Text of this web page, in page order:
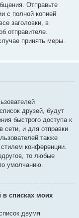
Отправьте
с полной копией
заголовки, в
отправителе.
принять меры.
друзей, будут
быстрого доступа к
сети, и для отправки
также
конференции.
то любые
умолчанию.
в списках моих
двумя